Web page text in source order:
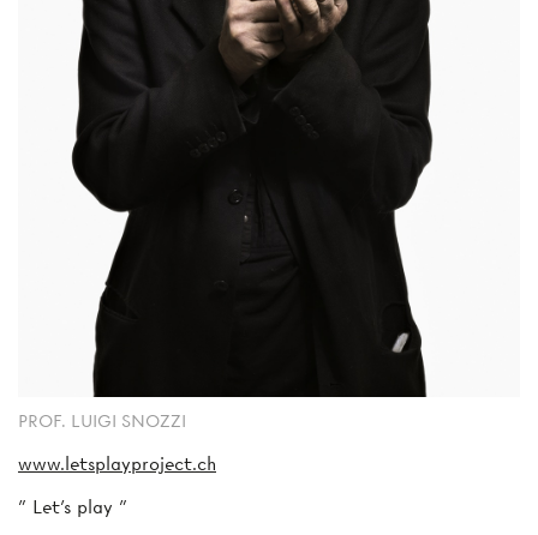
PROF. LUIGI SNOZZI
www.letsplayproject.ch
" Let's play "